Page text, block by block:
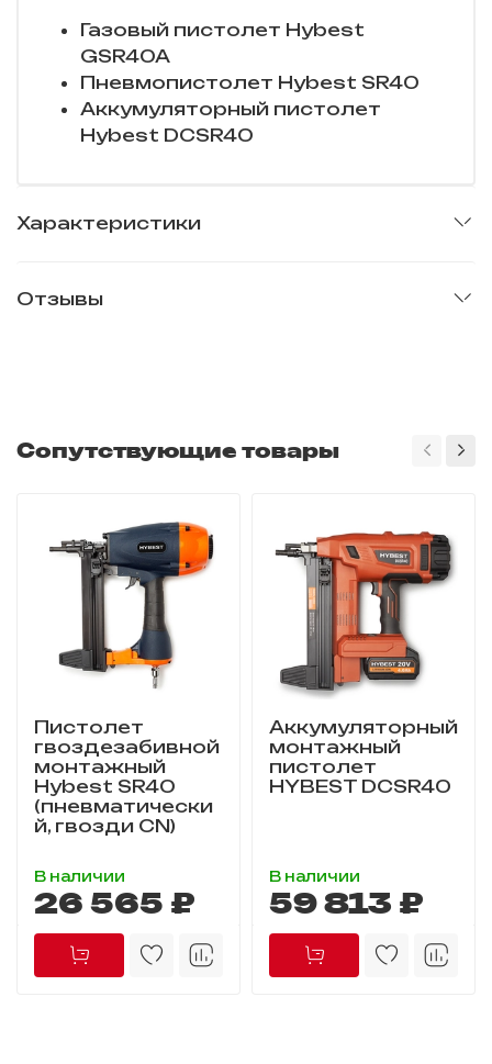
Газовый пистолет Hybest
GSR40A
Пневмопистолет Hybest SR40
Аккумуляторный пистолет
Hybest DCSR40
Характеристики
Отзывы
Сопутствующие товары
Пистолет
гвоздезабивной
монтажный
Hybest SR40
(пневматически
й, гвозди CN)
В наличии
26 565 ₽
Аккумуляторный
монтажный
пистолет
HYBEST DCSR40
В наличии
59 813 ₽